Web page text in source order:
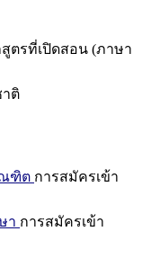
ตรที่เปิดสอน (ภาษา
ติ
ณฑิต การสมัครเข้า
า การสมัครเข้า